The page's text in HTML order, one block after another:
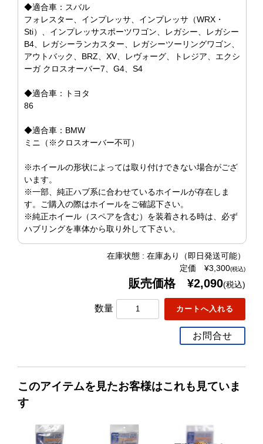
◆適合車：スバル
フォレスター、インプレッサ、インプレッサ（WRX・
Sti）、インプレッサスポーツワゴン、レガシー、レガシー
B4、レガシーランカスター、レガシーツーリングワゴン、
アウトバック、BRZ、XV、レヴォーグ、トレジア、エクシ
ーガ クロスオーバー7、G4、S4
◆適合車：トヨタ
86
◆適合車：BMW
ミニ（※クロスオーバー不可）
※ホイールの形状によっては取り付けできない場合がござ
います。
※一部、純正ハブ系に合わせているホイールが存在しま
す。ご購入の際はホイールをご確認下さい。
※純正ホイール（スペアを含む）を装着される時は、必ず
ハブリングを車体から取り外して下さい。
在庫状態 : 在庫あり（即日発送可能）
定価 ¥3,300(税込)
販売価格 ¥2,090(税込)
数量
お問合せ
このアイテムを見たお客様はこれも見ていま
す